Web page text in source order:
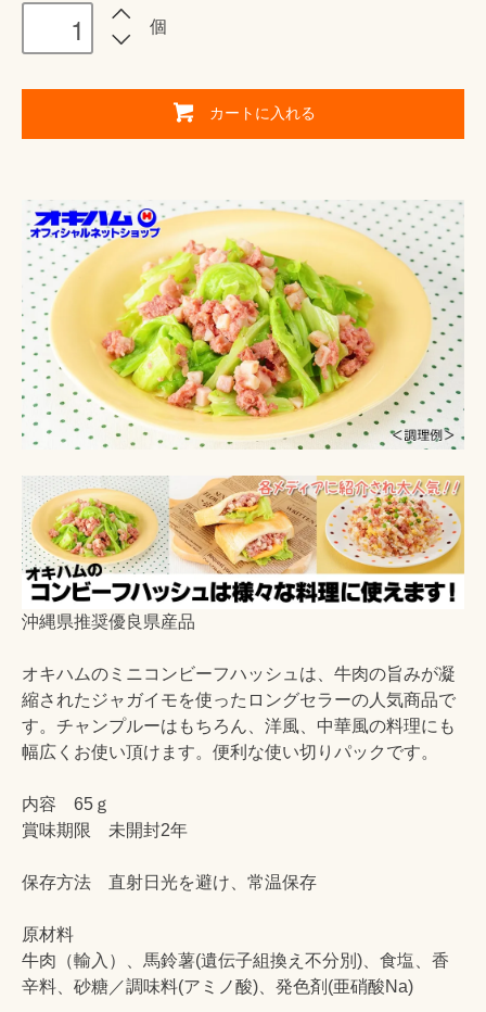
個
カートに入れる
沖縄県推奨優良県産品
オキハムのミニコンビーフハッシュは、牛肉の旨みが凝
縮されたジャガイモを使ったロングセラーの人気商品で
す。チャンプルーはもちろん、洋風、中華風の料理にも
幅広くお使い頂けます。便利な使い切りパックです。
内容 65ｇ
賞味期限 未開封2年
保存方法 直射日光を避け、常温保存
原材料
牛肉（輸入）、馬鈴薯(遺伝子組換え不分別)、食塩、香
辛料、砂糖／調味料(アミノ酸)、発色剤(亜硝酸Na)